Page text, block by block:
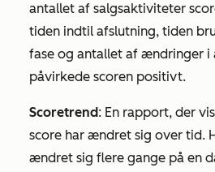
antallet af salgsaktiviteter
tiden indtil afslutning, tiden
fase og antallet af ændringer i
påvirkede scoren positivt.
Scoretrend: En rapport, der
score har ændret sig over tid.
ændret sig flere gange på en